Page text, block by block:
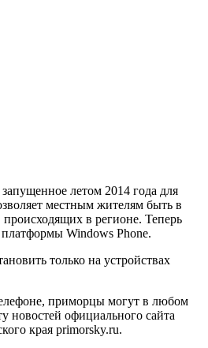
летом 2014 года для
местным жителям быть в
в регионе. Теперь
Windows Phone.
только на устройствах
приморцы могут в любом
новостей официального сайта
края primorsky.ru.